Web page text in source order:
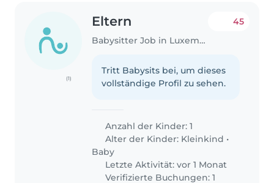
(1)
Eltern
Babysitter Job in Luxemburg
45
Tritt Babysits bei, um dieses
vollständige Profil zu sehen.
Anzahl der Kinder: 1
Alter der Kinder: Kleinkind •
Baby
Letzte Aktivität: vor 1 Monat
Verifizierte Buchungen: 1